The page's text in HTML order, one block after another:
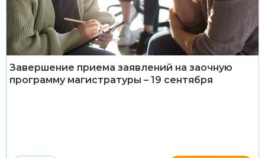
Завершение приема заявлений на заочную
программу магистратуры – 19 сентября